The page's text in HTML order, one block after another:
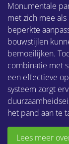
Monumentale
met zich mee
beperkte
bouwstijlen
bemoeilijken.
combinatie met
een effectieve
systeem zorgt
het pand aan te
Lees meer